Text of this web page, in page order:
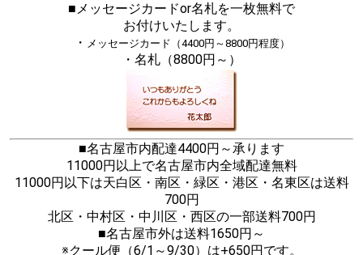
■メッセージカードor名札を一枚無料で
お付けいたします。
・ メッセージカード（4400円～8800円程度）
・名札（8800円～）
■名古屋市内配達4400円～承ります
11000円以上で名古屋市内全域配達無料
11000円以下は天白区・南区・緑区・港区・名東区は送料
700円
北区・中村区・中川区・西区の一部送料700円
■名古屋市外は送料1650円～
※クール便（6/1～9/30）は+650円です。